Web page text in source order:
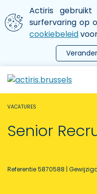
Aller au contenu principal
We gebruiken cookies
Actiris
surfervaring op
cookiebeleid
le menu
VACATURES
Senior
Referentie 5870588 |